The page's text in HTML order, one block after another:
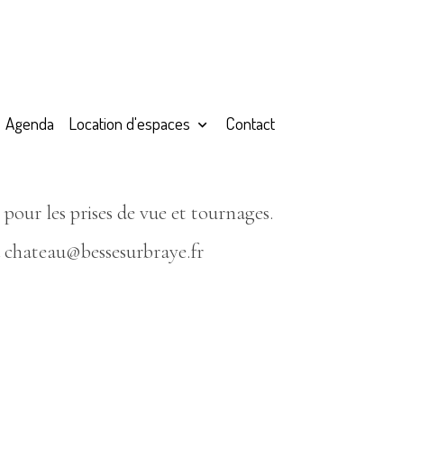
Agenda Location d'espaces Contact
les prises de vue et tournages.
chateau@bessesurbraye.fr